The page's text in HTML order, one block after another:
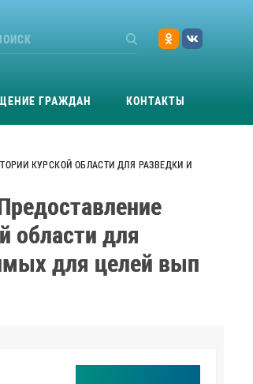
ГРАЖДАН КОНТАКТЫ
КУРСКОЙ ОБЛАСТИ ДЛЯ РАЗВЕДКИ И
области для
для целей вып